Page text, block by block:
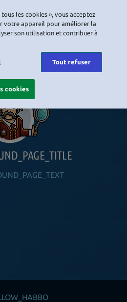
les cookies », vous acceptez
votre appareil pour améliorer la
son utilisation et contribuer à
Tout refuser
cookies